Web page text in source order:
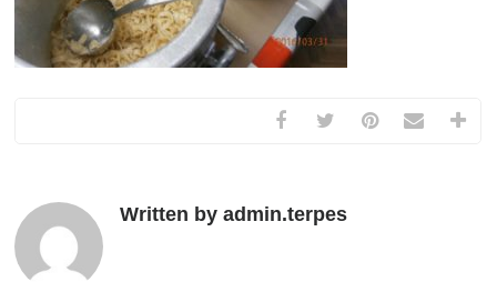
Written by admin.terpes